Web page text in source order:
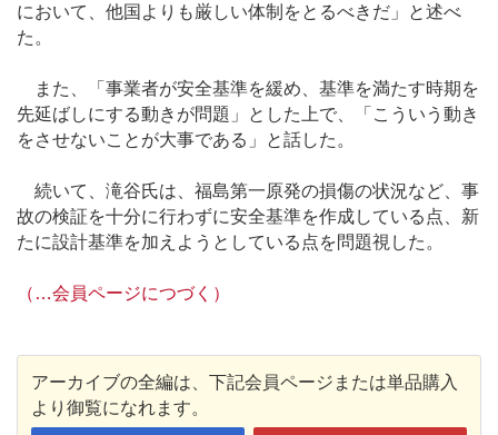
において、他国よりも厳しい体制をとるべきだ」と述べ
た。
また、「事業者が安全基準を緩め、基準を満たす時期を
先延ばしにする動きが問題」とした上で、「こういう動き
をさせないことが大事である」と話した。
続いて、滝谷氏は、福島第一原発の損傷の状況など、事
故の検証を十分に行わずに安全基準を作成している点、新
たに設計基準を加えようとしている点を問題視した。
（…会員ページにつづく）
アーカイブの全編は、下記会員ページまたは単品購入
より御覧になれます。